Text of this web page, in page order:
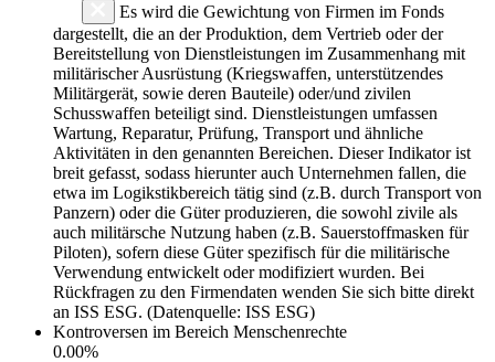
Es wird die Gewichtung von Firmen im Fonds
dargestellt, die an der Produktion, dem Vertrieb oder der
Bereitstellung von Dienstleistungen im Zusammenhang mit
militärischer Ausrüstung (Kriegswaffen, unterstützendes
Militärgerät, sowie deren Bauteile) oder/und zivilen
Schusswaffen beteiligt sind. Dienstleistungen umfassen
Wartung, Reparatur, Prüfung, Transport und ähnliche
Aktivitäten in den genannten Bereichen. Dieser Indikator ist
breit gefasst, sodass hierunter auch Unternehmen fallen, die
etwa im Logikstikbereich tätig sind (z.B. durch Transport von
Panzern) oder die Güter produzieren, die sowohl zivile als
auch militärsche Nutzung haben (z.B. Sauerstoffmasken für
Piloten), sofern diese Güter spezifisch für die militärische
Verwendung entwickelt oder modifiziert wurden. Bei
Rückfragen zu den Firmendaten wenden Sie sich bitte direkt
an ISS ESG. (Datenquelle: ISS ESG)
Kontroversen im Bereich Menschenrechte
0.00%